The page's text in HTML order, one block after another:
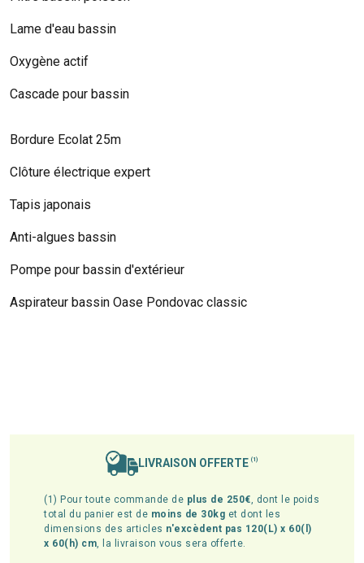
Lame d'eau bassin
Oxygène actif
Cascade pour bassin
Bordure Ecolat 25m
Clôture électrique expert
Tapis japonais
Anti-algues bassin
Pompe pour bassin d'extérieur
Aspirateur bassin Oase Pondovac classic
LIVRAISON OFFERTE (1)
(1) Pour toute commande de plus de 250€, dont le poids
total du panier est de moins de 30kg et dont les
dimensions des articles n'excèdent pas 120(L) x 60(l)
x 60(h) cm, la livraison vous sera offerte.